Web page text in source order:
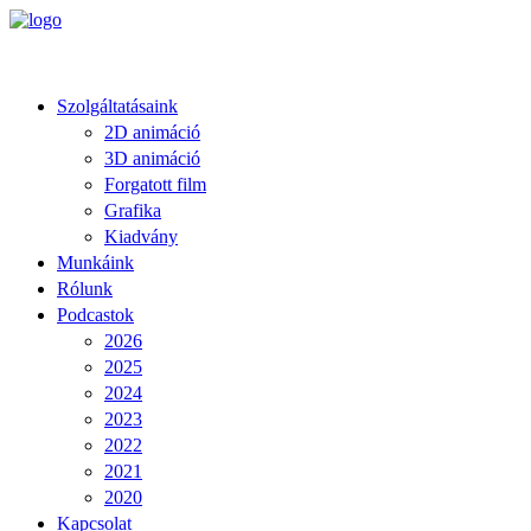
Szolgáltatásaink
2D animáció
3D animáció
Forgatott film
Grafika
Kiadvány
Munkáink
Rólunk
Podcastok
2026
2025
2024
2023
2022
2021
2020
Kapcsolat